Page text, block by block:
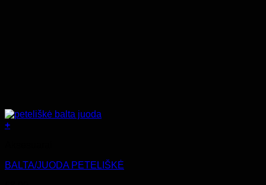
+
BALTA/JUODA PETELIŠKĖ